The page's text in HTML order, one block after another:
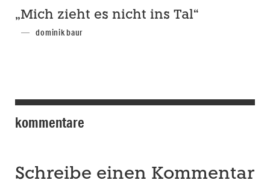
„Mich zieht es nicht ins Tal“
dominik baur
kommentare
Schreibe einen Kommentar